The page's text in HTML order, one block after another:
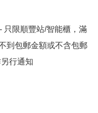
只限順豐站/智能櫃，滿
到包郵金額或不含包郵
行通知